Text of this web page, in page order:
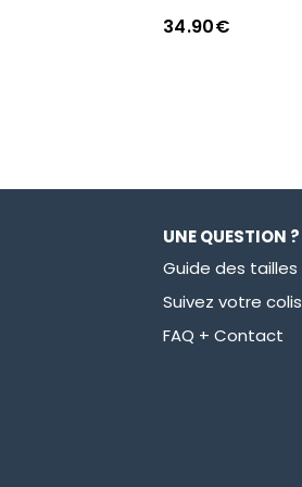
34.90€
UNE QUESTION ?
Guide des tailles
Suivez votre colis
FAQ + Contact